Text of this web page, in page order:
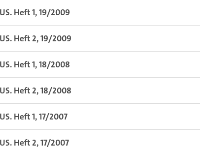
Heft 1, 19/2009
Heft 2, 19/2009
Heft 1, 18/2008
Heft 2, 18/2008
Heft 1, 17/2007
Heft 2, 17/2007